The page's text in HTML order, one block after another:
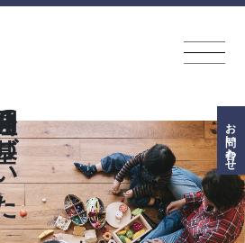
いた
お問い
合わせ